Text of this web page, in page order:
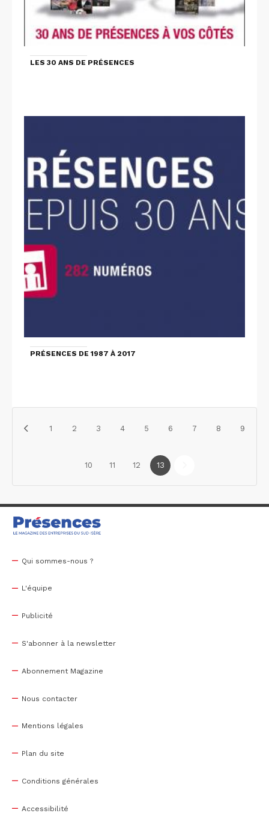
LES 30 ANS DE PRÉSENCES
PRÉSENCES DE 1987 À 2017
1 2 3 4 5 6 7 8 9
10 11 12 13
Qui sommes-nous ?
L'équipe
Publicité
S'abonner à la newsletter
Abonnement Magazine
Nous contacter
Mentions légales
Plan du site
Conditions générales
Accessibilité